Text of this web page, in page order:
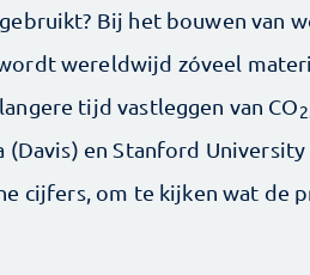
Bij het bouwen van
wereldwijd zóveel
tijd vastleggen van CO2
en Stanford University
cijfers, om te kijken wat de